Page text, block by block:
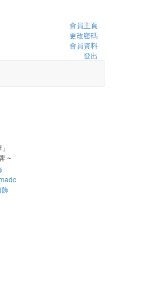
會員主頁
更改密碼
會員資料
登出
~